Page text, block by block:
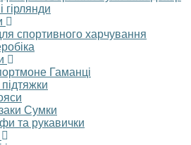
гірлянди
спортивного харчування
Гаманці
Сумки
та рукавички